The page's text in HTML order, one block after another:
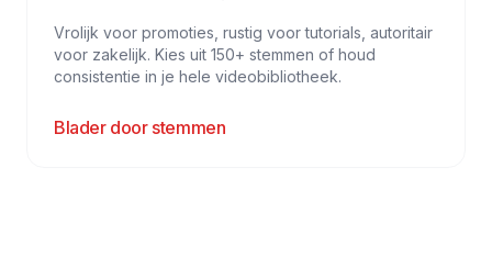
Vrolijk voor promoties, rustig voor tutorials, autoritair
voor zakelijk. Kies uit 150+ stemmen of houd
consistentie in je hele videobibliotheek.
Blader door stemmen